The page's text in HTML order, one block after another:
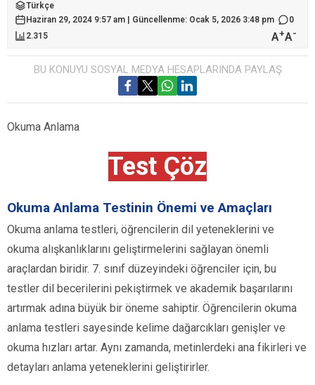
Türkçe
Haziran 29, 2024 9:57 am | Güncellenme: Ocak 5, 2026 3:48 pm
0
2.315
A+A-
BU KONUYU SOSYAL MEDYA HESAPLARINDA PAYLAŞ
Okuma Anlama
Test Çöz
Okuma Anlama Testinin Önemi ve Amaçları
Okuma anlama testleri, öğrencilerin dil yeteneklerini ve
okuma alışkanlıklarını geliştirmelerini sağlayan önemli
araçlardan biridir. 7. sınıf düzeyindeki öğrenciler için, bu
testler dil becerilerini pekiştirmek ve akademik başarılarını
artırmak adına büyük bir öneme sahiptir. Öğrencilerin okuma
anlama testleri sayesinde kelime dağarcıkları genişler ve
okuma hızları artar. Aynı zamanda, metinlerdeki ana fikirleri ve
detayları anlama yeteneklerini geliştirirler.